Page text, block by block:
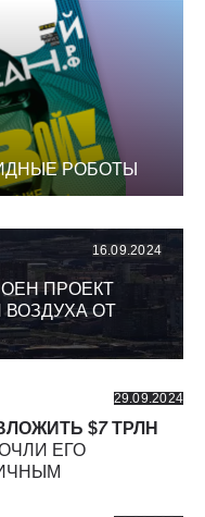
РОБОТЫ
16.09.2024
ПРОЕКТ
ОТ
29.09.2024
$7ТРЛН
ЕГО